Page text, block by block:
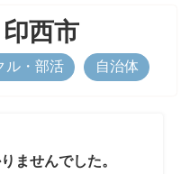
印西市
ル・部活 自治体
ませんでした。